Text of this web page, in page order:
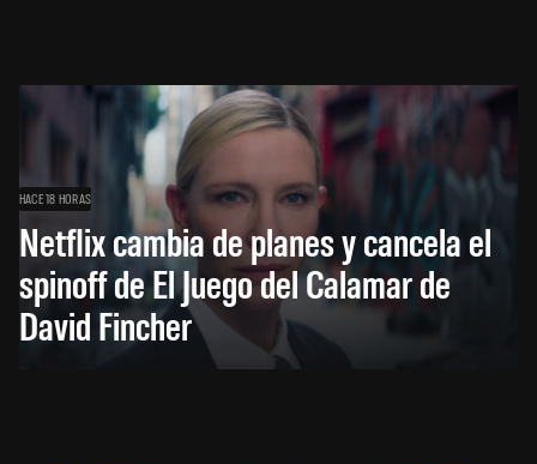
HACE 18 HORAS
Netflix cambia de planes y cancela el
spinoff de El Juego del Calamar de
David Fincher